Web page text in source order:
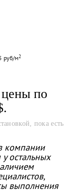
руб/м2
по
пока есть
компании
остальных
выполнения